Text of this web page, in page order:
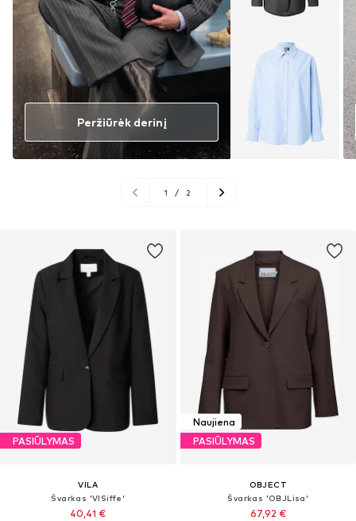
Peržiūrėk derinį
1 / 2
PASIŪLYMAS
VILA
Švarkas 'VISiffe'
40,41 €
Naujiena
PASIŪLYMAS
OBJECT
Švarkas 'OBJLisa'
67,92 €